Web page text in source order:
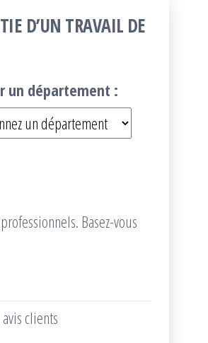
D’UN TRAVAIL DE
un département :
Basez-vous
clients